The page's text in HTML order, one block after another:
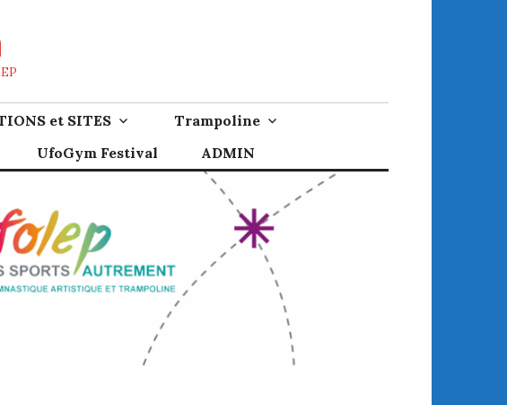
et SITES
Trampoline
UfoGym Festival ADMIN